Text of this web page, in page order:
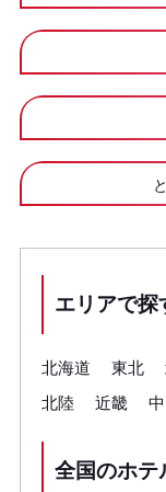
エリアで探
北海道 東北
北陸
近畿
全国のホテ